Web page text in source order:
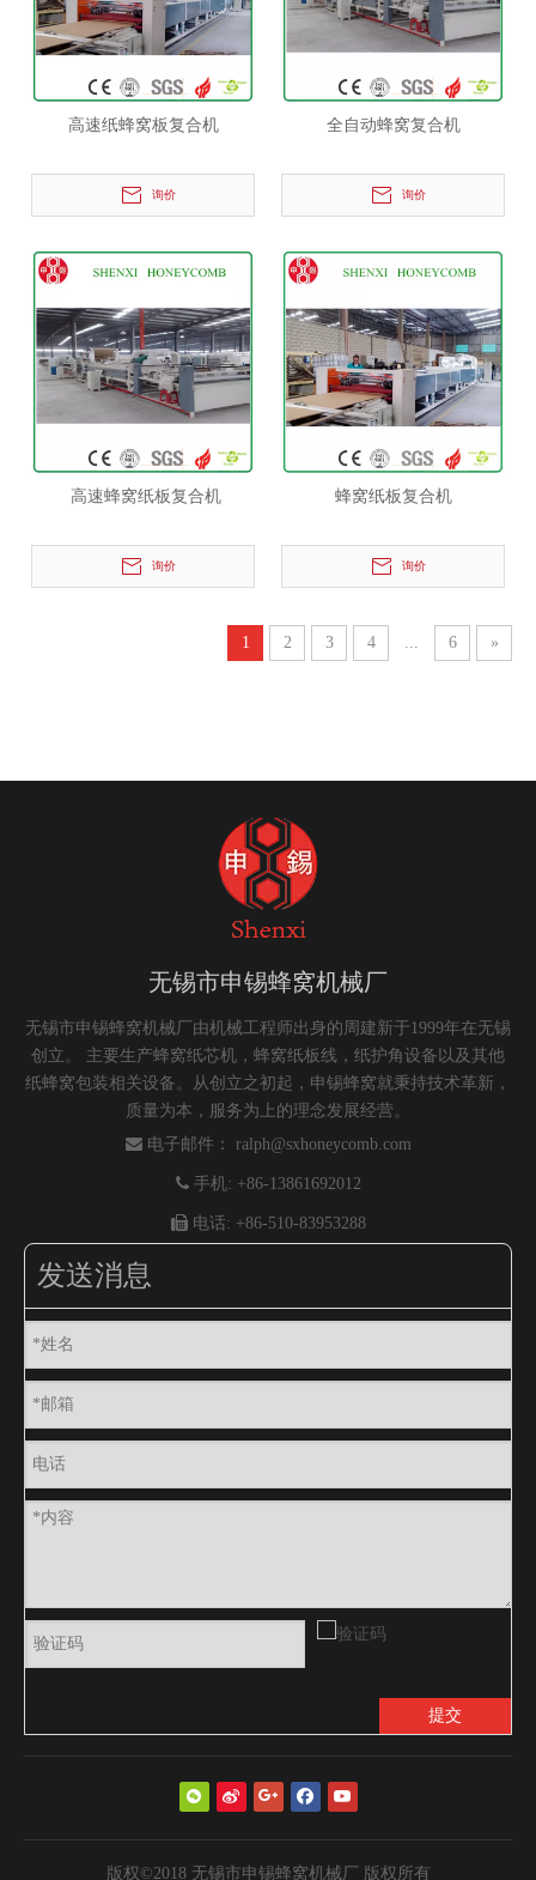
高速纸蜂窝板复合机
询价
全自动蜂窝复合机
询价
高速蜂窝纸板复合机
询价
蜂窝纸板复合机
询价
1 2 3 4 ... 6 »
无锡市申锡蜂窝机械厂
无锡市申锡蜂窝机械厂由机械工程师出身的周建新于1999年在无锡
创立。 主要生产蜂窝纸芯机，蜂窝纸板线，纸护角设备以及其他
纸蜂窝包装相关设备。从创立之初起，申锡蜂窝就秉持技术革新，
质量为本，服务为上的理念发展经营。
电子邮件： ralph@sxhoneycomb.com
 手机: +86-13861692012
电话: +86-510-83953288
发送消息
提交
版权©2018 无锡市申锡蜂窝机械厂 版权所有